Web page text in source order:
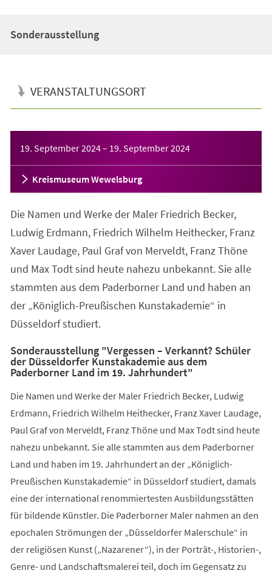
Sonderausstellung
VERANSTALTUNGSORT
19. September 2024– 19. September 2024
Kreismuseum Wewelsburg
Die Namen und Werke der Maler Friedrich Becker,
Ludwig Erdmann, Friedrich Wilhelm Heithecker, Franz
Xaver Laudage, Paul Graf von Merveldt, Franz Thöne
und Max Todt sind heute nahezu unbekannt. Sie alle
stammten aus dem Paderborner Land und haben an
der „Königlich-Preußischen Kunstakademie“ in
Düsseldorf studiert.
Sonderausstellung "Vergessen – Verkannt? Schüler
der Düsseldorfer Kunstakademie aus dem
Paderborner Land im 19. Jahrhundert"
Die Namen und Werke der Maler Friedrich Becker, Ludwig
Erdmann, Friedrich Wilhelm Heithecker, Franz Xaver Laudage,
Paul Graf von Merveldt, Franz Thöne und Max Todt sind heute
nahezu unbekannt. Sie alle stammten aus dem Paderborner
Land und haben im 19. Jahrhundert an der „Königlich-
Preußischen Kunstakademie“ in Düsseldorf studiert, damals
eine der international renommiertesten Ausbildungsstätten
für bildende Künstler. Die Paderborner Maler nahmen an den
epochalen Strömungen der „Düsseldorfer Malerschule“ in
der religiösen Kunst („Nazarener“), in der Porträt-, Historien-,
Genre- und Landschaftsmalerei teil, doch im Gegensatz zu